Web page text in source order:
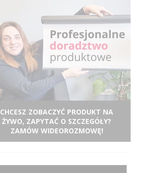
CHCESZ ZOBACZYĆ PRODUKT NA
ŻYWO, ZAPYTAĆ O SZCZEGÓŁY?
ZAMÓW WIDEOROZMOWĘ!